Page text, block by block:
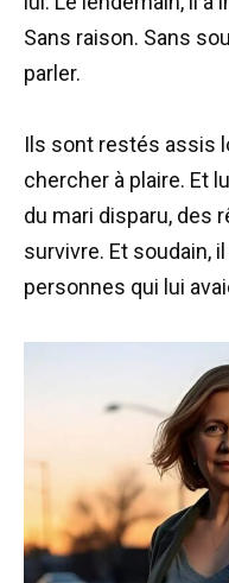
Sans raison. Sans
parler.
Ils sont restés assis
chercher à plaire. Et
du mari disparu, des
survivre. Et soudain,
personnes qui lui